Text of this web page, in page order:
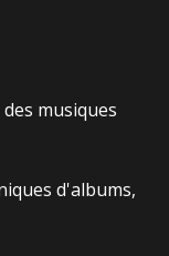
musiques
d'albums,